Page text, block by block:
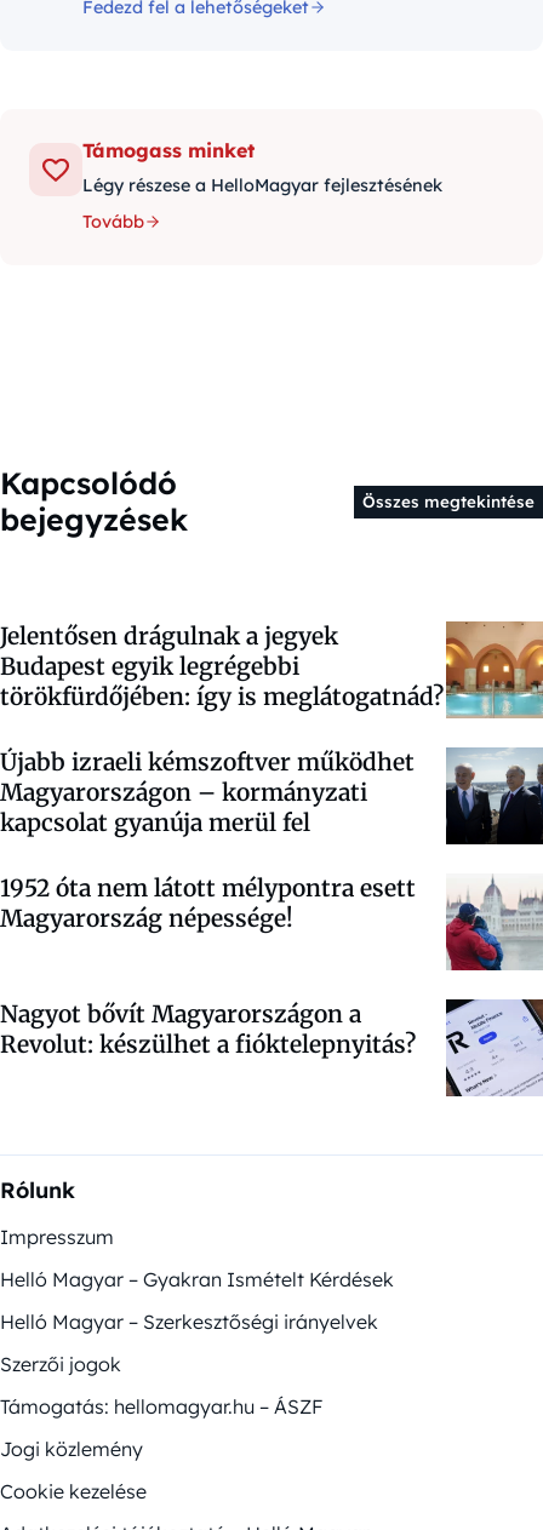
Fedezd fel a lehetőségeket
Támogass minket
Légy részese a HelloMagyar fejlesztésének
Tovább
Kapcsolódó
bejegyzések
Összes megtekintése
Jelentősen drágulnak a jegyek
Budapest egyik legrégebbi
törökfürdőjében: így is meglátogatnád?
Újabb izraeli kémszoftver működhet
Magyarországon – kormányzati
kapcsolat gyanúja merül fel
1952 óta nem látott mélypontra esett
Magyarország népessége!
Nagyot bővít Magyarországon a
Revolut: készülhet a fióktelepnyitás?
Rólunk
Impresszum
Helló Magyar – Gyakran Ismételt Kérdések
Helló Magyar – Szerkesztőségi irányelvek
Szerzői jogok
Támogatás: hellomagyar.hu – ÁSZF
Jogi közlemény
Cookie kezelése